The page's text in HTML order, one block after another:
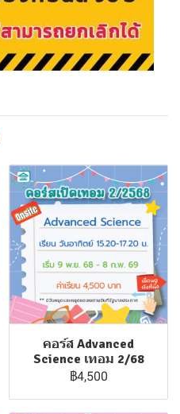
คอร์ส Advanced
Science เทอม 2/68
฿4,500